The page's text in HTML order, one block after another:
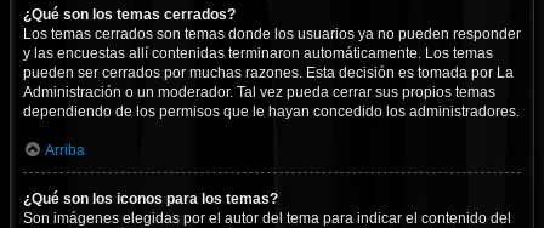
¿Qué son los temas cerrados?
Los temas cerrados son temas donde los usuarios ya no pueden responder
y las encuestas allí contenidas terminaron automáticamente. Los temas
pueden ser cerrados por muchas razones. Esta decisión es tomada por La
Administración o un moderador. Tal vez pueda cerrar sus propios temas
dependiendo de los permisos que le hayan concedido los administradores.
Arriba
¿Qué son los iconos para los temas?
Son imágenes elegidas por el autor del tema para indicar el contenido del